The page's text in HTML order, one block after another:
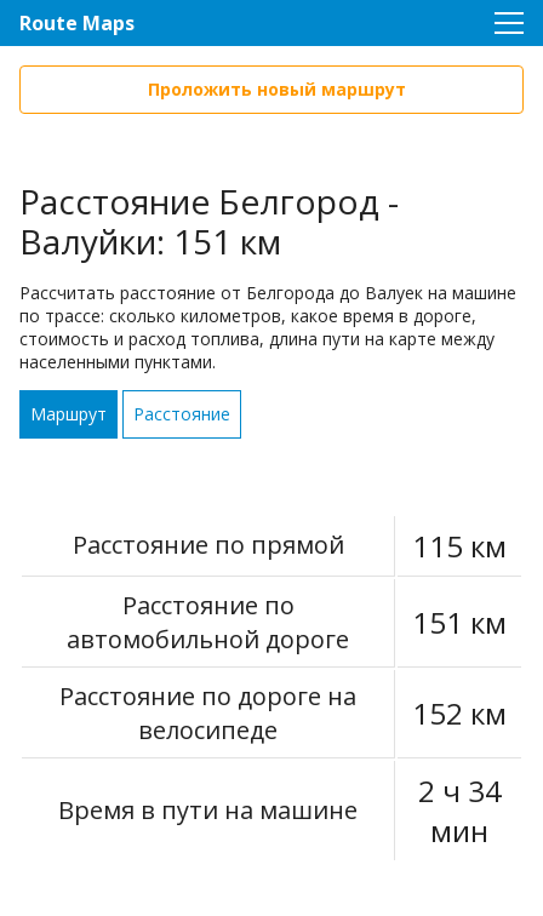
Route Maps
Проложить новый маршрут
Расстояние Белгород -
Валуйки: 151 км
Рассчитать расстояние от Белгорода до Валуек на машине
по трассе: сколько километров, какое время в дороге,
стоимость и расход топлива, длина пути на карте между
населенными пунктами.
Маршрут Расстояние
Расстояние по прямой 115 км
Расстояние по
автомобильной дороге
151 км
Расстояние по дороге на
велосипеде
152 км
Время в пути на машине
2 ч 34
мин